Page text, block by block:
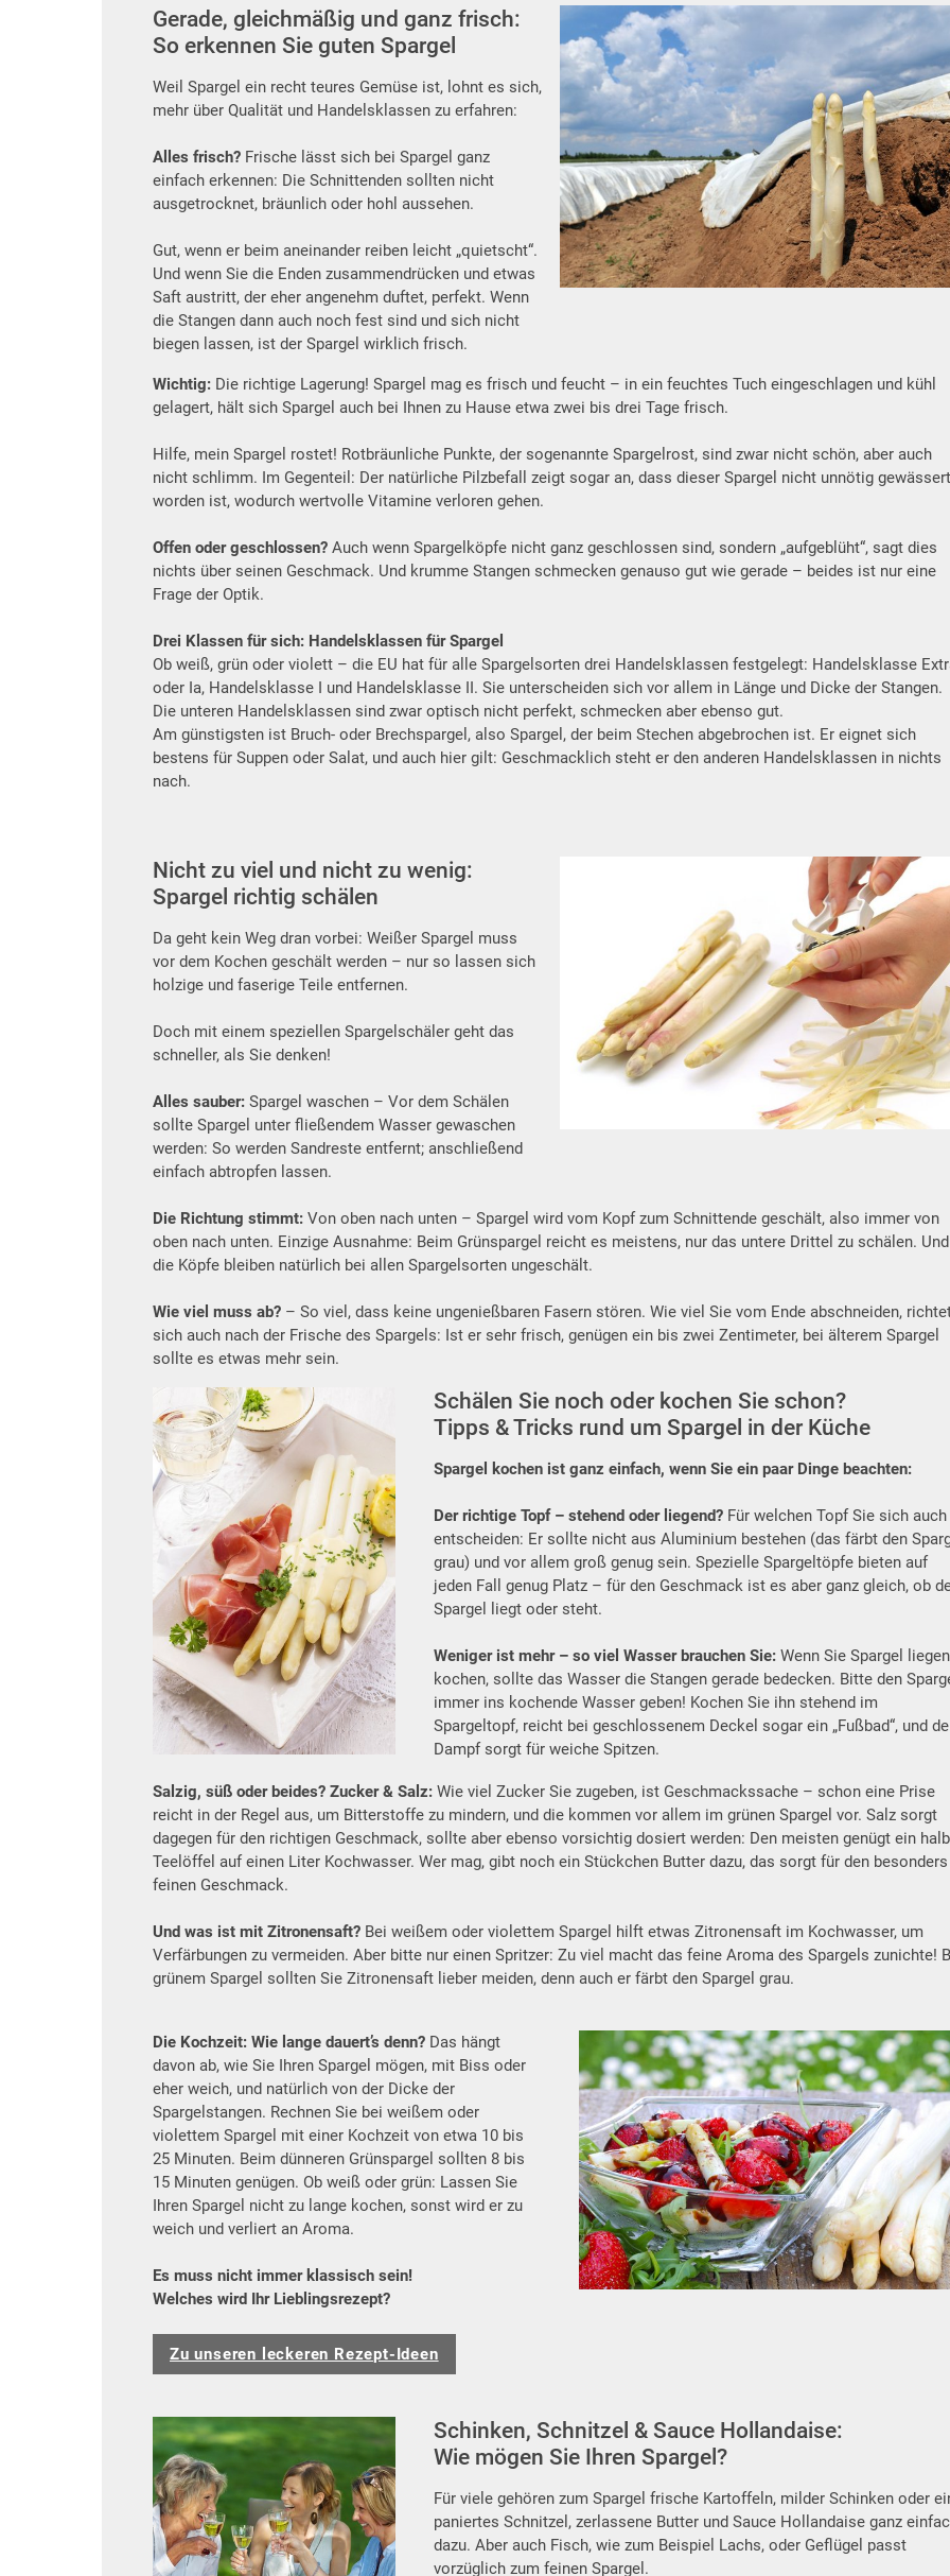
Gerade, gleichmäßig und ganz frisch:
So erkennen Sie guten Spargel
Weil Spargel ein recht teures Gemüse ist, lohnt es sich,
mehr über Qualität und Handelsklassen zu erfahren:
Alles frisch? Frische lässt sich bei Spargel ganz
einfach erkennen: Die Schnittenden sollten nicht
ausgetrocknet, bräunlich oder hohl aussehen.
Gut, wenn er beim aneinander reiben leicht „quietscht“.
Und wenn Sie die Enden zusammendrücken und etwas
Saft austritt, der eher angenehm duftet, perfekt. Wenn
die Stangen dann auch noch fest sind und sich nicht
biegen lassen, ist der Spargel wirklich frisch.
Wichtig: Die richtige Lagerung! Spargel mag es frisch und feucht – in ein feuchtes Tuch eingeschlagen und kühl
gelagert, hält sich Spargel auch bei Ihnen zu Hause etwa zwei bis drei Tage frisch.
Hilfe, mein Spargel rostet! Rotbräunliche Punkte, der sogenannte Spargelrost, sind zwar nicht schön, aber auch
nicht schlimm. Im Gegenteil: Der natürliche Pilzbefall zeigt sogar an, dass dieser Spargel nicht unnötig gewässert
worden ist, wodurch wertvolle Vitamine verloren gehen.
Offen oder geschlossen? Auch wenn Spargelköpfe nicht ganz geschlossen sind, sondern „aufgeblüht“, sagt dies
nichts über seinen Geschmack. Und krumme Stangen schmecken genauso gut wie gerade – beides ist nur eine
Frage der Optik.
Drei Klassen für sich: Handelsklassen für Spargel
Ob weiß, grün oder violett – die EU hat für alle Spargelsorten drei Handelsklassen festgelegt: Handelsklasse
oder Ia, Handelsklasse I und Handelsklasse II. Sie unterscheiden sich vor allem in Länge und Dicke der Stangen.
Die unteren Handelsklassen sind zwar optisch nicht perfekt, schmecken aber ebenso gut.
Am günstigsten ist Bruch- oder Brechspargel, also Spargel, der beim Stechen abgebrochen ist. Er eignet sich
bestens für Suppen oder Salat, und auch hier gilt: Geschmacklich steht er den anderen Handelsklassen in nichts
nach.
Nicht zu viel und nicht zu wenig:
Spargel richtig schälen
Da geht kein Weg dran vorbei: Weißer Spargel muss
vor dem Kochen geschält werden – nur so lassen sich
holzige und faserige Teile entfernen.
Doch mit einem speziellen Spargelschäler geht das
schneller, als Sie denken!
Alles sauber: Spargel waschen – Vor dem Schälen
sollte Spargel unter fließendem Wasser gewaschen
werden: So werden Sandreste entfernt; anschließend
einfach abtropfen lassen.
Die Richtung stimmt: Von oben nach unten – Spargel wird vom Kopf zum Schnittende geschält, also immer von
oben nach unten. Einzige Ausnahme: Beim Grünspargel reicht es meistens, nur das untere Drittel zu schälen. Und
die Köpfe bleiben natürlich bei allen Spargelsorten ungeschält.
Wie viel muss ab? – So viel, dass keine ungenießbaren Fasern stören. Wie viel Sie vom Ende abschneiden,
sich auch nach der Frische des Spargels: Ist er sehr frisch, genügen ein bis zwei Zentimeter, bei älterem Spargel
sollte es etwas mehr sein.
Schälen Sie noch oder kochen Sie schon?
Tipps & Tricks rund um Spargel in der Küche
Spargel kochen ist ganz einfach, wenn Sie ein paar Dinge beachten:
Der richtige Topf – stehend oder liegend? Für welchen Topf Sie sich auch
entscheiden: Er sollte nicht aus Aluminium bestehen (das färbt den
grau) und vor allem groß genug sein. Spezielle Spargeltöpfe bieten auf
jeden Fall genug Platz – für den Geschmack ist es aber ganz gleich, ob
Spargel liegt oder steht.
Weniger ist mehr – so viel Wasser brauchen Sie: Wenn Sie Spargel
kochen, sollte das Wasser die Stangen gerade bedecken. Bitte den
immer ins kochende Wasser geben! Kochen Sie ihn stehend im
Spargeltopf, reicht bei geschlossenem Deckel sogar ein „Fußbad“, und
Dampf sorgt für weiche Spitzen.
Salzig, süß oder beides? Zucker & Salz: Wie viel Zucker Sie zugeben, ist Geschmackssache – schon eine Prise
reicht in der Regel aus, um Bitterstoffe zu mindern, und die kommen vor allem im grünen Spargel vor. Salz sorgt
dagegen für den richtigen Geschmack, sollte aber ebenso vorsichtig dosiert werden: Den meisten genügt ein
Teelöffel auf einen Liter Kochwasser. Wer mag, gibt noch ein Stückchen Butter dazu, das sorgt für den besonders
feinen Geschmack.
Und was ist mit Zitronensaft? Bei weißem oder violettem Spargel hilft etwas Zitronensaft im Kochwasser, um
Verfärbungen zu vermeiden. Aber bitte nur einen Spritzer: Zu viel macht das feine Aroma des Spargels zunichte!
grünem Spargel sollten Sie Zitronensaft lieber meiden, denn auch er färbt den Spargel grau.
Die Kochzeit: Wie lange dauert’s denn? Das hängt
davon ab, wie Sie Ihren Spargel mögen, mit Biss oder
eher weich, und natürlich von der Dicke der
Spargelstangen. Rechnen Sie bei weißem oder
violettem Spargel mit einer Kochzeit von etwa 10 bis
25 Minuten. Beim dünneren Grünspargel sollten 8 bis
15 Minuten genügen. Ob weiß oder grün: Lassen Sie
Ihren Spargel nicht zu lange kochen, sonst wird er zu
weich und verliert an Aroma.
Es muss nicht immer klassisch sein!
Welches wird Ihr Lieblingsrezept?
Zu unseren leckeren Rezept-Ideen
Schinken, Schnitzel & Sauce Hollandaise:
Wie mögen Sie Ihren Spargel?
Für viele gehören zum Spargel frische Kartoffeln, milder Schinken oder
paniertes Schnitzel, zerlassene Butter und Sauce Hollandaise ganz
dazu. Aber auch Fisch, wie zum Beispiel Lachs, oder Geflügel passt
vorzüglich zum feinen Spargel.